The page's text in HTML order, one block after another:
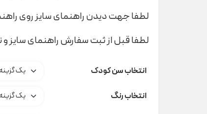
لطفا جهت دیدن راهنمای سایز روی
لطفا قبل از ثبت سفارش راهنمای سایز
انتخاب سن کودک
انتخاب رنگ